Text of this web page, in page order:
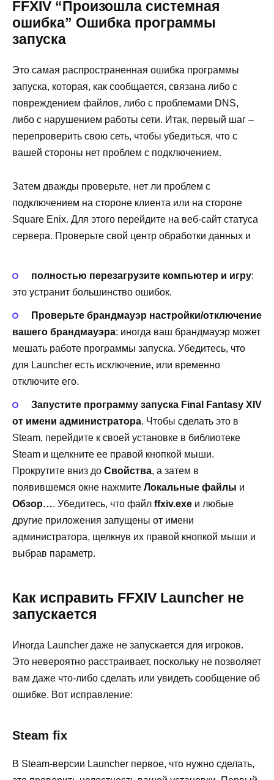
FFXIV “Произошла системная
ошибка” Ошибка программы
запуска
Это самая распространенная ошибка программы
запуска, которая, как сообщается, связана либо с
повреждением файлов, либо с проблемами DNS,
либо с нарушением работы сети. Итак, первый шаг –
перепроверить свою сеть, чтобы убедиться, что с
вашей стороны нет проблем с подключением.
Затем дважды проверьте, нет ли проблем с
подключением на стороне клиента или на стороне
Square Enix. Для этого перейдите на веб-сайт статуса
сервера. Проверьте свой центр обработки данных и
полностью перезагрузите компьютер и игру:
это устранит большинство ошибок.
Проверьте брандмауэр настройки/отключение
вашего брандмауэра: иногда ваш брандмауэр может
мешать работе программы запуска. Убедитесь, что
для Launcher есть исключение, или временно
отключите его.
Запустите программу запуска Final Fantasy XIV
от имени администратора. Чтобы сделать это в
Steam, перейдите к своей установке в библиотеке
Steam и щелкните ее правой кнопкой мыши.
Прокрутите вниз до Свойства, а затем в
появившемся окне нажмите Локальные файлы и
Обзор…. Убедитесь, что файл ffxiv.exe и любые
другие приложения запущены от имени
администратора, щелкнув их правой кнопкой мыши и
выбрав параметр.
Как исправить FFXIV Launcher не
запускается
Иногда Launcher даже не запускается для игроков.
Это невероятно расстраивает, поскольку не позволяет
вам даже что-либо сделать или увидеть сообщение об
ошибке. Вот исправление:
Steam fix
В Steam-версии Launcher первое, что нужно сделать,